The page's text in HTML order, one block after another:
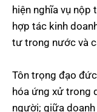
hiện nghĩa vụ nộp
hợp tác kinh
tư trong nước và
Tôn trọng đạo
hóa ứng xử trong
người; giữa doanh